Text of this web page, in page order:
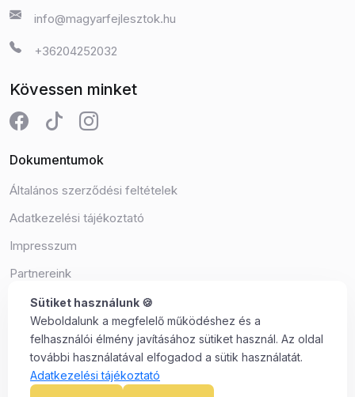
info@magyarfejlesztok.hu
+36204252032
Kövessen minket
Dokumentumok
Általános szerződési feltételek
Adatkezelési tájékoztató
Impresszum
Partnereink
Süti beállítások
©2025 Minden jog fenntartva. S&A NextLvL Solutions Kft.
Sütiket használunk 🍪
Weboldalunk a megfelelő működéshez és a
felhasználói élmény javításához sütiket használ. Az oldal
további használatával elfogadod a sütik használatát.
Adatkezelési tájékoztató